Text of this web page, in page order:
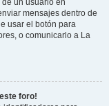
un usuario en
mensajes dentro de
usar el botón para
o comunicarlo a La
foro!